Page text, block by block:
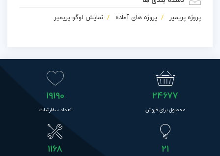
پروژه پریمیر پروژه های آماده نمایش لوگو پریمیر
24677
محصول برای فروش
19190
تعداد سفارشات
21
1168